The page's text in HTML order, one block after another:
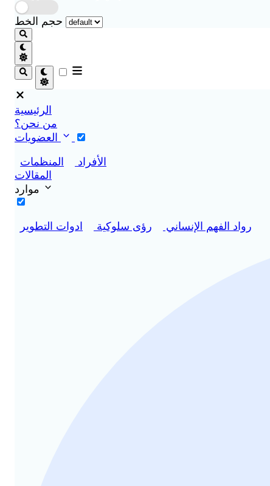
الرئيسية
من نحن؟
الأفراد
المنظمات
المقالات
رواد الفهم الإنساني رؤى سلوكية ادوات التطوير